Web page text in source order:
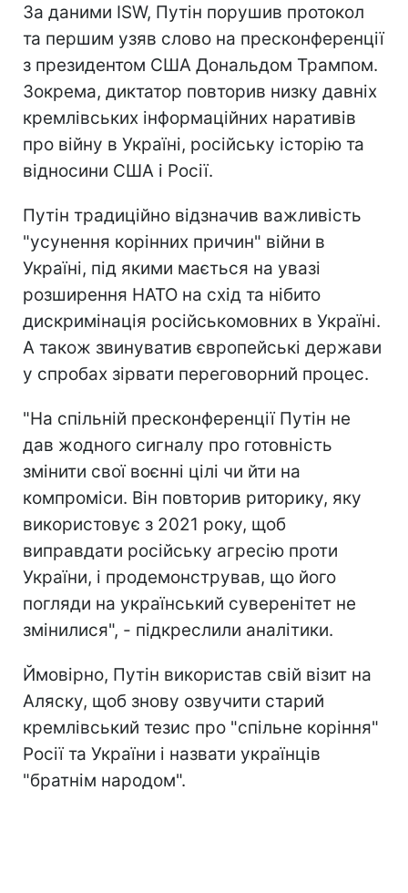
За даними ISW, Путін порушив протокол
та першим узяв слово на пресконференції
з президентом США Дональдом Трампом.
Зокрема, диктатор повторив низку давніх
кремлівських інформаційних наративів
про війну в Україні, російську історію та
відносини США і Росії.
Путін традиційно відзначив важливість
"усунення корінних причин" війни в
Україні, під якими мається на увазі
розширення НАТО на схід та нібито
дискримінація російськомовних в Україні.
А також звинуватив європейські держави
у спробах зірвати переговорний процес.
"На спільній пресконференції Путін не
дав жодного сигналу про готовність
змінити свої воєнні цілі чи йти на
компроміси. Він повторив риторику, яку
використовує з 2021 року, щоб
виправдати російську агресію проти
України, і продемонстрував, що його
погляди на український суверенітет не
змінилися", - підкреслили аналітики.
Ймовірно, Путін використав свій візит на
Аляску, щоб знову озвучити старий
кремлівський тезис про "спільне коріння"
Росії та України і назвати українців
"братнім народом".